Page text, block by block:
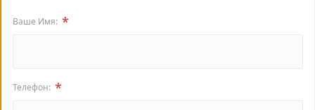
Ваше Имя: *
Телефон: *